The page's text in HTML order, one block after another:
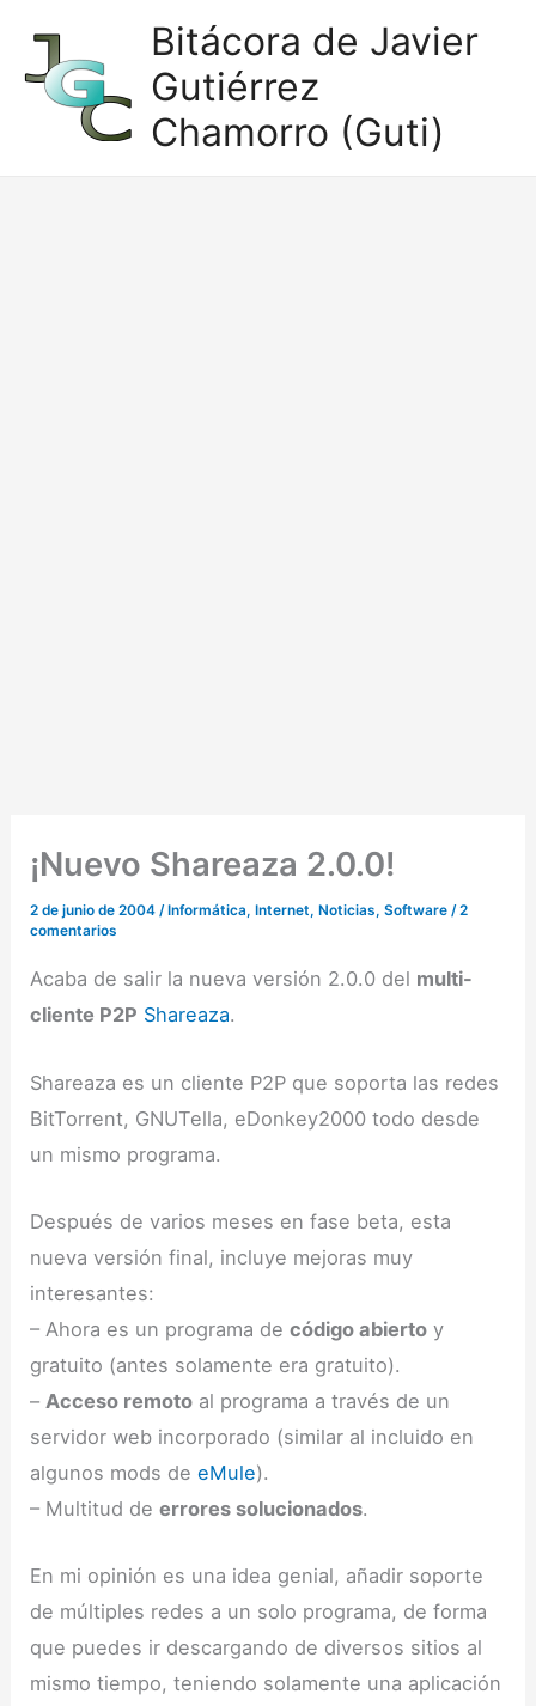
contenido
Bitácora de Javier
Gutiérrez
Chamorro (Guti)
¡Nuevo Shareaza 2.0.0!
2 de junio de 2004/ Informática, Internet, Noticias,Software /2
comentarios
Acaba de salir la nueva versión 2.0.0 del multi-
cliente P2P Shareaza.
Shareaza es un cliente P2P que soporta las redes
BitTorrent, GNUTella, eDonkey2000 todo desde
un mismo programa.
Después de varios meses en fase beta, esta
nueva versión final, incluye mejoras muy
interesantes:
– Ahora es un programa decódigo abierto y
gratuito (antes solamente era gratuito).
– Acceso remoto al programa a través de un
servidor web incorporado (similar al incluido en
algunos mods deeMule).
– Multitud deerrores solucionados.
En mi opinión es una idea genial, añadir soporte
de múltiples redes a un solo programa, de forma
que puedes ir descargando de diversos sitios al
mismo tiempo, teniendo solamente una aplicación